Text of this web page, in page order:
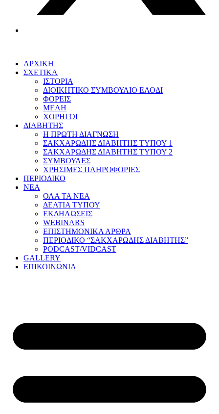
ΑΡΧΙΚΗ
ΣΧΕΤΙΚΑ
ΙΣΤΟΡΙΑ
ΔΙΟΙΚΗΤΙΚΟ ΣΥΜΒΟΥΛΙΟ ΕΛΟΔΙ
ΦΟΡΕΙΣ
ΜΕΛΗ
ΧΟΡΗΓΟΙ
ΔΙΑΒΗΤΗΣ
Η ΠΡΩΤΗ ΔΙΑΓΝΩΣΗ
ΣΑΚΧΑΡΩΔΗΣ ΔΙΑΒΗΤΗΣ ΤΥΠΟΥ 1
ΣΑΚΧΑΡΩΔΗΣ ΔΙΑΒΗΤΗΣ ΤΥΠΟΥ 2
ΣΥΜΒΟΥΛΕΣ
ΧΡΗΣΙΜΕΣ ΠΛΗΡΟΦΟΡΙΕΣ
ΠΕΡΙΟΔΙΚΟ
ΝΕΑ
ΟΛΑ ΤΑ ΝΕΑ
ΔΕΛΤΙΑ ΤΥΠΟΥ
ΕΚΔΗΛΩΣΕΙΣ
WEBINARS
ΕΠΙΣΤΗΜΟΝΙΚΑ ΑΡΘΡΑ
ΠΕΡΙΟΔΙΚΟ “ΣΑΚΧΑΡΩΔΗΣ ΔΙΑΒΗΤΗΣ”
PODCAST/VIDCAST
GALLERY
ΕΠΙΚΟΙΝΩΝΙΑ